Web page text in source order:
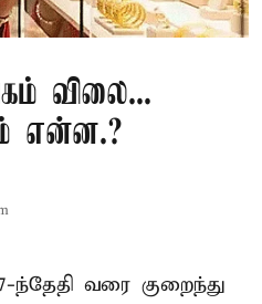
விலை...
என்ன.?
வரை குறைந்து